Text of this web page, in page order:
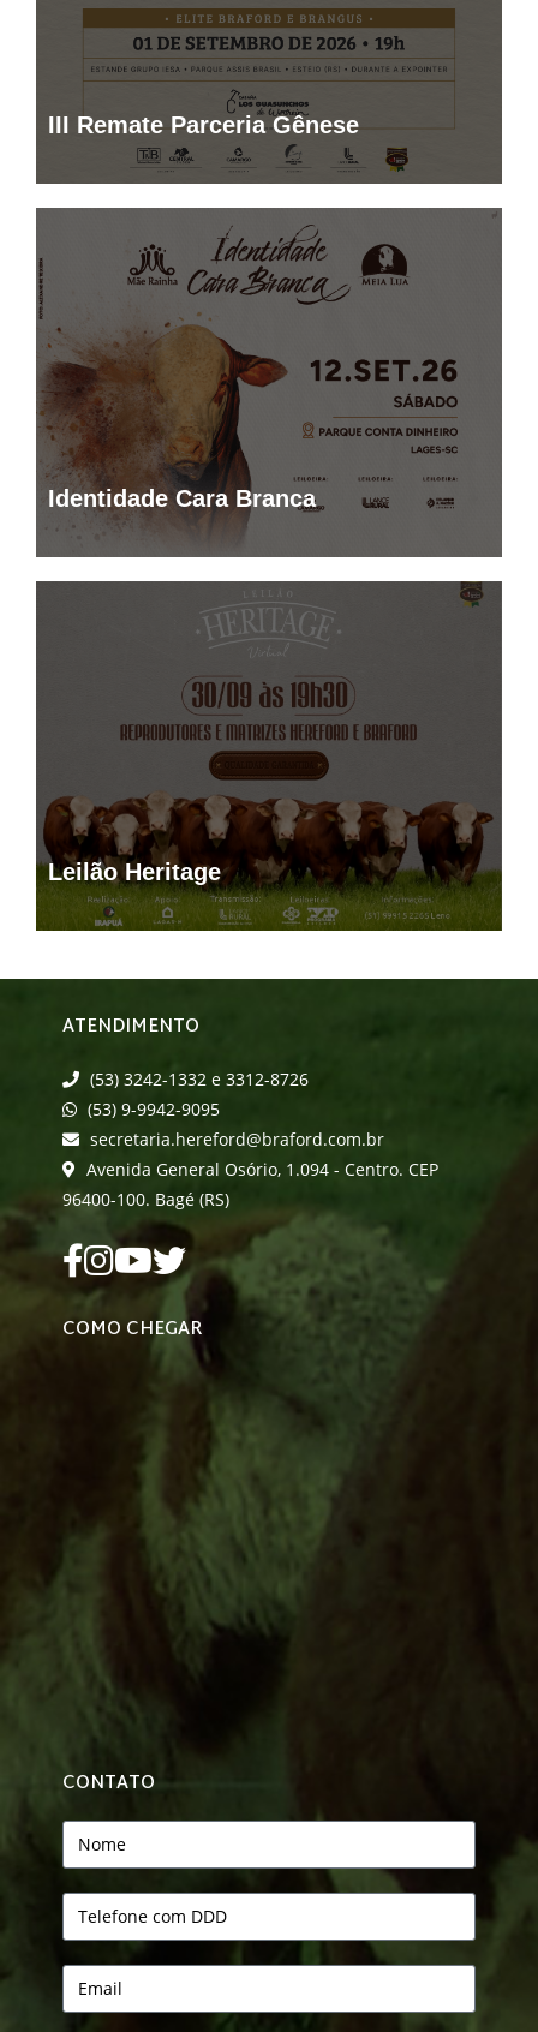
III Remate Parceria Gênese
Identidade Cara Branca
Leilão Heritage
ATENDIMENTO
(53) 3242-1332 e 3312-8726
(53) 9-9942-9095
secretaria.hereford@braford.com.br
Avenida General Osório, 1.094 - Centro. CEP
96400-100. Bagé (RS)
COMO CHEGAR
CONTATO